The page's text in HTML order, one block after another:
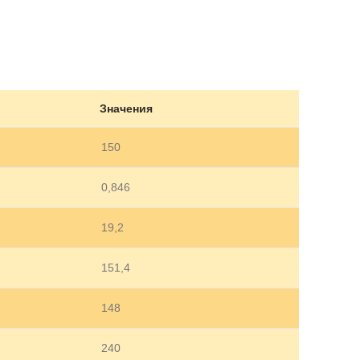
Значения
150
0,846
19,2
151,4
148
240